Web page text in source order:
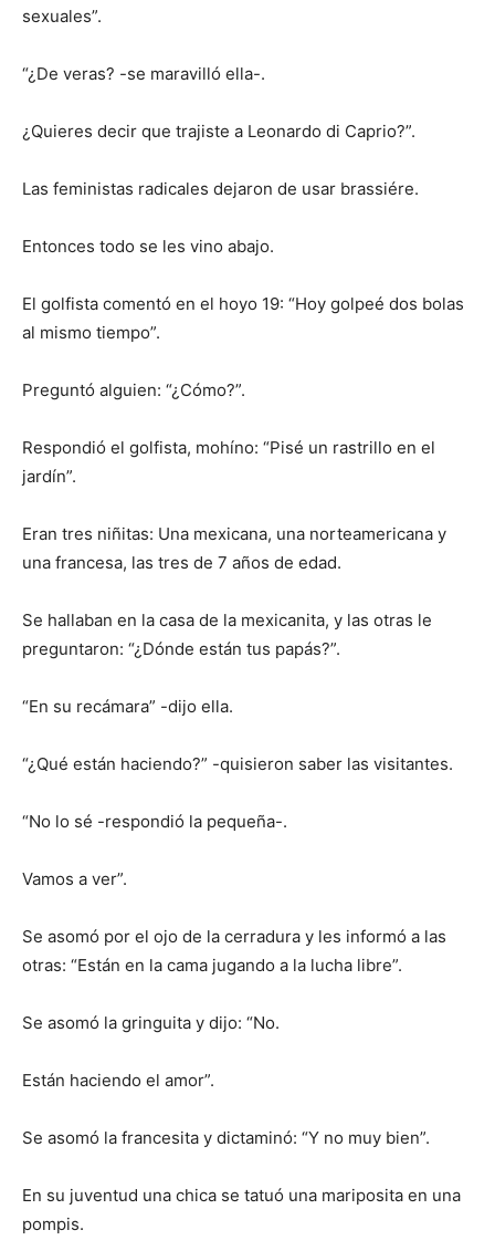
sexuales”.
“¿De veras? -se maravilló ella-.
¿Quieres decir que trajiste a Leonardo di Caprio?”.
Las feministas radicales dejaron de usar brassiére.
Entonces todo se les vino abajo.
El golfista comentó en el hoyo 19: “Hoy golpeé dos bolas
al mismo tiempo”.
Preguntó alguien: “¿Cómo?”.
Respondió el golfista, mohíno: “Pisé un rastrillo en el
jardín”.
Eran tres niñitas: Una mexicana, una norteamericana y
una francesa, las tres de 7 años de edad.
Se hallaban en la casa de la mexicanita, y las otras le
preguntaron: “¿Dónde están tus papás?”.
“En su recámara” -dijo ella.
“¿Qué están haciendo?” -quisieron saber las visitantes.
“No lo sé -respondió la pequeña-.
Vamos a ver”.
Se asomó por el ojo de la cerradura y les informó a las
otras: “Están en la cama jugando a la lucha libre”.
Se asomó la gringuita y dijo: “No.
Están haciendo el amor”.
Se asomó la francesita y dictaminó: “Y no muy bien”.
En su juventud una chica se tatuó una mariposita en una
pompis.